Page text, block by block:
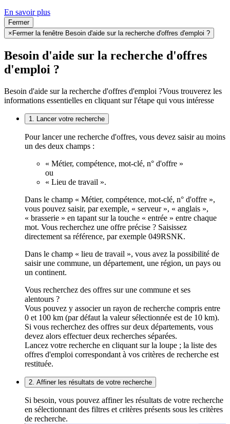
En savoir plus
Fermer
× Fermer la fenêtre Besoin d'aide sur la recherche d'offres d'emploi ?
Besoin d'aide sur la recherche d'offres
d'emploi ?
Besoin d'aide sur la recherche d'offres d'emploi ?Vous trouverez les
informations essentielles en cliquant sur l'étape qui vous intéresse
1. Lancer votre recherche
Pour lancer une recherche d'offres, vous devez saisir au moins
un des deux champs :
« Métier, compétence, mot-clé, n° d'offre »
ou
« Lieu de travail ».
Dans le champ « Métier, compétence, mot-clé, n° d'offre »,
vous pouvez saisir, par exemple, « serveur », « anglais »,
« brasserie » en tapant sur la touche « entrée » entre chaque
mot. Vous recherchez une offre précise ? Saisissez
directement sa référence, par exemple 049RSNK.
Dans le champ « lieu de travail », vous avez la possibilité de
saisir une commune, un département, une région, un pays ou
un continent.
Vous recherchez des offres sur une commune et ses
alentours ?
Vous pouvez y associer un rayon de recherche compris entre
0 et 100 km (par défaut la valeur sélectionnée est de 10 km).
Si vous recherchez des offres sur deux départements, vous
devez alors effectuer deux recherches séparées.
Lancez votre recherche en cliquant sur la loupe ; la liste des
offres d'emploi correspondant à vos critères de recherche est
restituée.
2. Affiner les résultats de votre recherche
Si besoin, vous pouvez affiner les résultats de votre recherche
en sélectionnant des filtres et critères présents sous les critères
de recherche.